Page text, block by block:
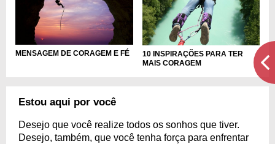
MENSAGEM DE CORAGEM E FÉ
10 INSPIRAÇÕES PARA TER
MAIS CORAGEM
Estou aqui por você
Desejo que você realize todos os sonhos que tiver.
Desejo, também, que você tenha força para enfrentar